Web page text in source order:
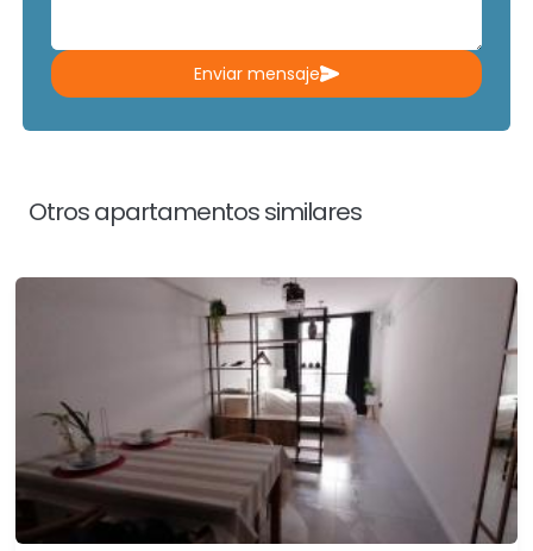
Enviar mensaje
Otros apartamentos similares